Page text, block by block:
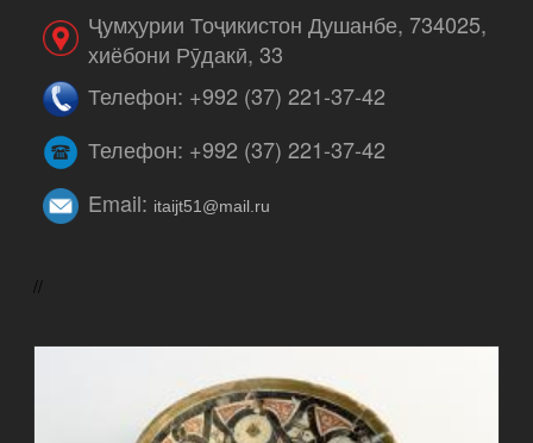
Ҷумҳурии Тоҷикистон Душанбе, 734025,
хиёбони Рӯдакӣ, 33
Телефон: +992 (37) 221-37-42
Телефон: +992 (37) 221-37-42
Email: itaijt51@mail.ru
//